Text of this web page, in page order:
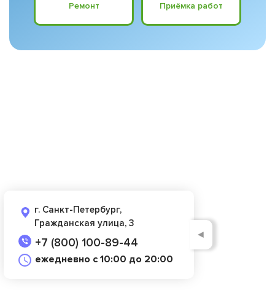
Ремонт Приёмка работ
г. Санкт-Петербург,
Гражданская улица, 3
+7 (800) 100-89-44
ежедневно с 10:00 до 20:00
◄